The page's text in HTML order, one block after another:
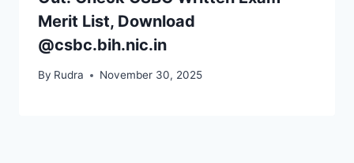
Merit List, Download
@csbc.bih.nic.in
By Rudra November 30, 2025